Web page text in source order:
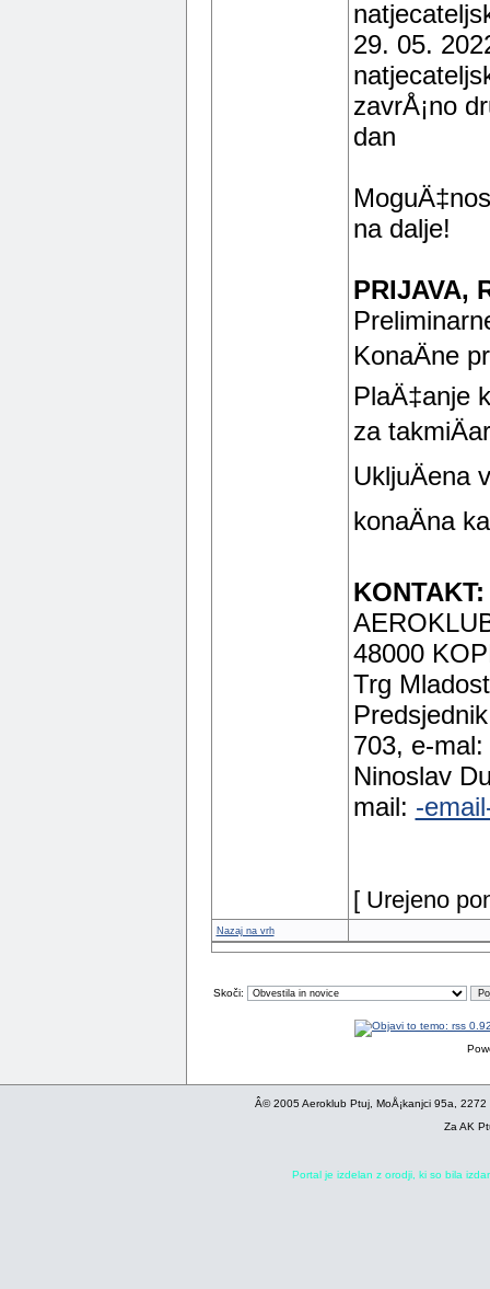
29. 05.
zavrÅ¡no
dan
na dalje!
PRIJAVA,
KonaÄne
PlaÄ‡anje
za
UkljuÄena
konaÄna
KONTAKT:
48000
Trg
703, e-mal:
Ninoslav
mail: -
[ Urejeno
Nazaj na vrh
Skoči:
Â© 2005 Aeroklub Ptuj, MoÅ¡kanjci 95a,
Za AK
Portal je izdelan z orodji, ki so bila